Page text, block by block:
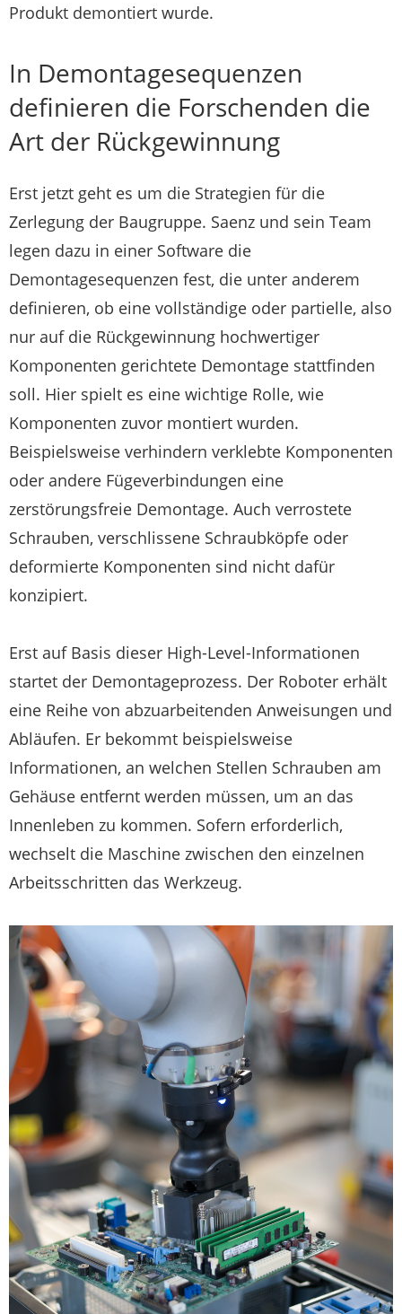
Produkt demontiert wurde.
In Demontagesequenzen
definieren die Forschenden die
Art der Rückgewinnung
Erst jetzt geht es um die Strategien für die
Zerlegung der Baugruppe. Saenz und sein Team
legen dazu in einer Software die
Demontagesequenzen fest, die unter anderem
definieren, ob eine vollständige oder partielle, also
nur auf die Rückgewinnung hochwertiger
Komponenten gerichtete Demontage stattfinden
soll. Hier spielt es eine wichtige Rolle, wie
Komponenten zuvor montiert wurden.
Beispielsweise verhindern verklebte Komponenten
oder andere Fügeverbindungen eine
zerstörungsfreie Demontage. Auch verrostete
Schrauben, verschlissene Schraubköpfe oder
deformierte Komponenten sind nicht dafür
konzipiert.
Erst auf Basis dieser High-Level-Informationen
startet der Demontageprozess. Der Roboter erhält
eine Reihe von abzuarbeitenden Anweisungen und
Abläufen. Er bekommt beispielsweise
Informationen, an welchen Stellen Schrauben am
Gehäuse entfernt werden müssen, um an das
Innenleben zu kommen. Sofern erforderlich,
wechselt die Maschine zwischen den einzelnen
Arbeitsschritten das Werkzeug.